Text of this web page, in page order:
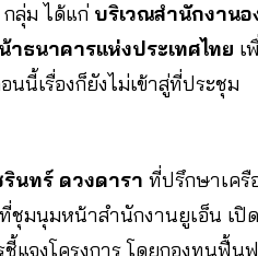
ลุ่ม ได้แก่ บริเวณสำนักงาน
ธนาคารแห่งประเทศไทย เ
นี้เรื่องก็ยังไม่เข้าสู่ที่ประชุม
รินทร์ ดวงดารา ที่ปรึกษาเครื
มนุมหน้าสำนักงานยูเอ็น เปิ
แจงโครงการ โดยกองทุนฟื้น